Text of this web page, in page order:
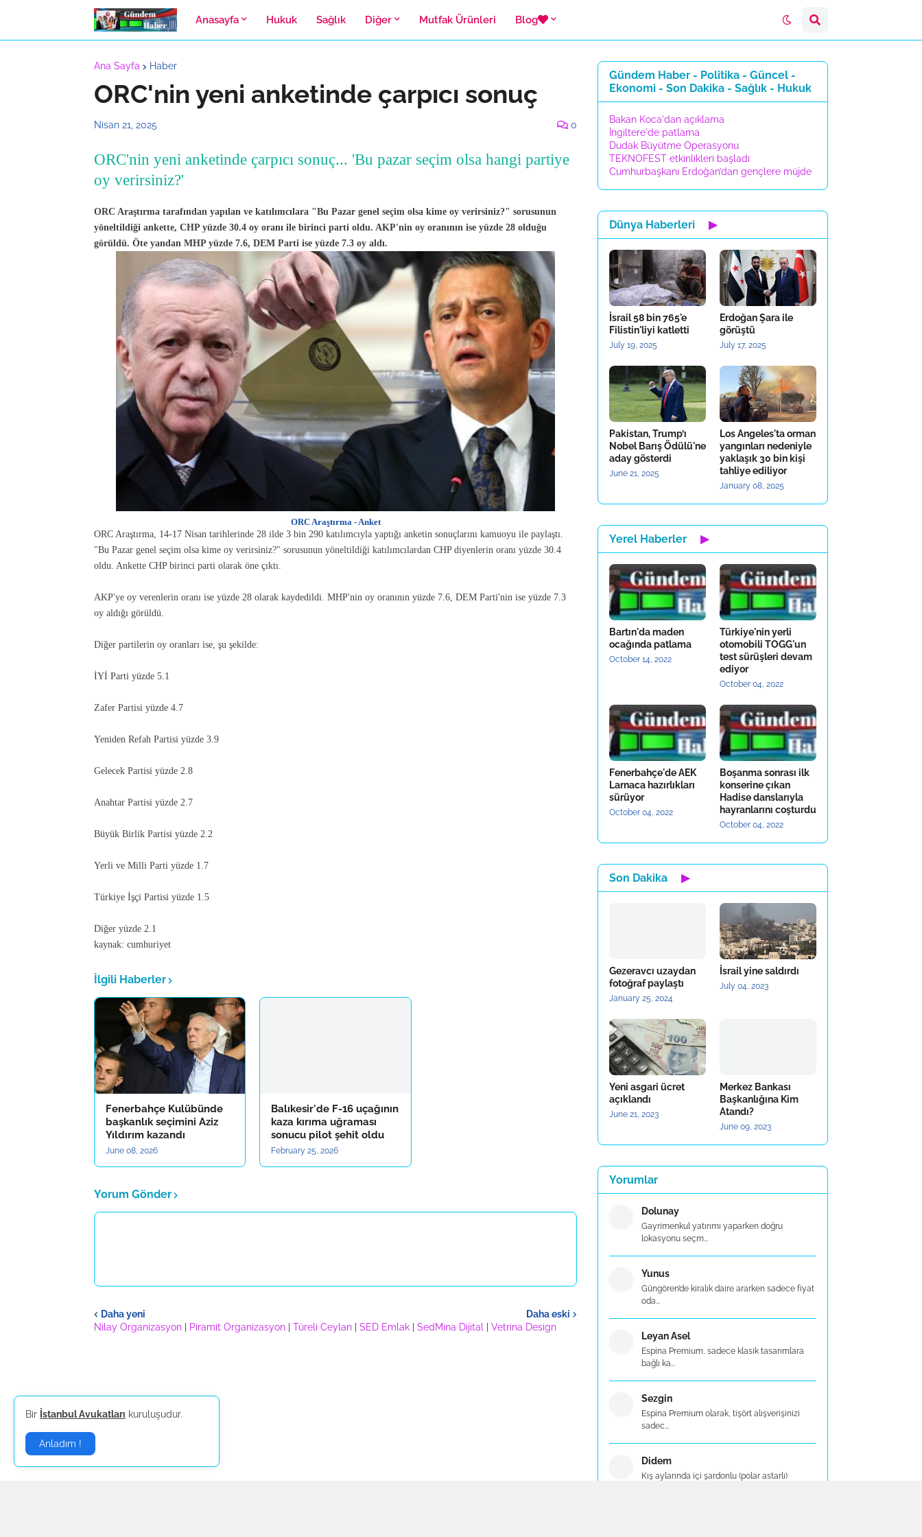
Anasayfa Hukuk Sağlık Diğer Mutfak Ürünleri Blog
Ana Sayfa Haber
ORC'nin yeni anketinde çarpıcı sonuç
Nisan 21, 2025 0
ORC'nin yeni anketinde çarpıcı sonuç... 'Bu pazar seçim olsa hangi partiye
oy verirsiniz?'
ORC Araştırma tarafından yapılan ve katılımcılara "Bu Pazar genel seçim olsa kime oy verirsiniz?" sorusunun
yöneltildiği ankette, CHP yüzde 30.4 oy oranı ile birinci parti oldu. AKP'nin oy oranının ise yüzde 28 olduğu
görüldü. Öte yandan MHP yüzde 7.6, DEM Parti ise yüzde 7.3 oy aldı.
ORC Araştırma - Anket
ORC Araştırma, 14-17 Nisan tarihlerinde 28 ilde 3 bin 290 katılımcıyla yaptığı anketin sonuçlarını kamuoyu ile paylaştı.
"Bu Pazar genel seçim olsa kime oy verirsiniz?" sorusunun yöneltildiği katılımcılardan CHP diyenlerin oranı yüzde 30.4
oldu. Ankette CHP birinci parti olarak öne çıktı.
AKP'ye oy verenlerin oranı ise yüzde 28 olarak kaydedildi. MHP'nin oy oranının yüzde 7.6, DEM Parti'nin ise yüzde 7.3
oy aldığı görüldü.
Diğer partilerin oy oranları ise, şu şekilde:
İYİ Parti yüzde 5.1
Zafer Partisi yüzde 4.7
Yeniden Refah Partisi yüzde 3.9
Gelecek Partisi yüzde 2.8
Anahtar Partisi yüzde 2.7
Büyük Birlik Partisi yüzde 2.2
Yerli ve Milli Parti yüzde 1.7
Türkiye İşçi Partisi yüzde 1.5
Diğer yüzde 2.1
kaynak: cumhuriyet
İlgili Haberler
Fenerbahçe Kulübünde
başkanlık seçimini Aziz
Yıldırım kazandı
June 08, 2026
Balıkesir'de F-16 uçağının
kaza kırıma uğraması
sonucu pilot şehit oldu
February 25, 2026
Yorum Gönder
Daha yeni
Daha eski
Nilay Organizasyon
Piramit Organizasyon Türeli Ceylan SED Emlak SedMina Dijital Vetrina Design
Gündem Haber - Politika - Güncel -
Ekonomi - Son Dakika - Sağlık - Hukuk
Bakan Koca'dan açıklama
İngiltere'de patlama
Dudak Büyütme Operasyonu
TEKNOFEST etkinlikleri başladı
Cumhurbaşkanı Erdoğan’dan gençlere müjde
Dünya Haberleri ▶
İsrail 58 bin 765'e
Filistin'liyi katletti
July 19, 2025
Erdoğan Şara ile
görüştü
July 17, 2025
Pakistan, Trump’ı
Nobel Barış Ödülü'ne
aday gösterdi
June 21, 2025
Los Angeles'ta orman
yangınları nedeniyle
yaklaşık 30 bin kişi
tahliye ediliyor
January 08, 2025
Yerel Haberler ▶
Bartın'da maden
ocağında patlama
October 14, 2022
Türkiye'nin yerli
otomobili TOGG'un
test sürüşleri devam
ediyor
October 04, 2022
Fenerbahçe'de AEK
Larnaca hazırlıkları
sürüyor
October 04, 2022
Boşanma sonrası ilk
konserine çıkan
Hadise danslarıyla
hayranlarını coşturdu
October 04, 2022
Son Dakika ▶
Gezeravcı uzaydan
fotoğraf paylaştı
January 25, 2024
İsrail yine saldırdı
July 04, 2023
Yeni asgari ücret
açıklandı
June 21, 2023
Merkez Bankası
Başkanlığına Kim
Atandı?
June 09, 2023
Yorumlar
Dolunay
Gayrimenkul yatırımı yaparken doğru
lokasyonu seçm...
Yunus
Güngören’de kiralık daire ararken sadece fiyat
oda...
Leyan Asel
Espina Premium, sadece klasik tasarımlara
bağlı ka...
Sezgin
Espina Premium olarak, tişört alışverişinizi
sadec...
Didem
Kış aylarında içi şardonlu (polar astarlı)
Bir İstanbul Avukatları kuruluşudur.
Anladım !